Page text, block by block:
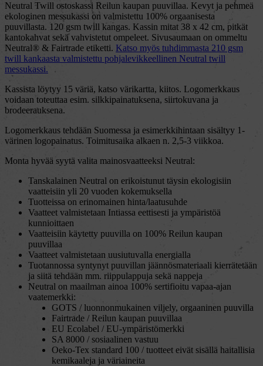
Neutral Twill ostoskassi Reilun kaupan puuvillaa. Kevyt ja pehmeä
ekologinen messukassi on valmistettu 100% orgaanisesta
puuvillasta. 120 gsm twill kangas. Kassin mitat 38 x 42 cm, pitkät
kantokahvat sekä vahvistetut ompeleet. Sivusaumaan on ommeltu
Neutral® & Fairtrade etiketti. Katso myös tuhdimmasta 210 gsm
twill kankaasta valmistettu pohjalevikkeellinen Neutral twill
messukassi.
Kassista löytyy 15 väriä, katso värikartta, kiitos. Logomerkkaus
voidaan toteuttaa esim. silkkipainatuksena, siirtokuvana ja
brodeerauksena.
Logomerkkaus tehdään Suomessa ja esimerkkihintaan sisältyy 1-
värinen logopainatus. Toimitusaika alkaen n. 2,5-3 viikkoa.
Monta hyvää syytä valita mainosvaatteeksi Neutral:
Tanskalainen Neutral on erikoistunut täysin ekologisiin
vaatteisiin yli 20 vuoden kokemuksella
Tuotteissa on erinomainen hinta/laatusuhde
Vaatteet valmistetaan Intiassa eettisesti ja ympäristöä
kunnioittaen
Vaatteisiin käytetty puuvilla on 100% Reilun kaupan
puuvillaa
Vaatteet valmistetaan uusiutuvalla energialla
Tuotannossa syntynyt puuvillan jäännösmateriaali kierrätetään
ja siitä tehdään mm. riippulappuja sekä nappeja
Neutral on maailman ainoa 100% sertifioitu vapaa-ajan
vaatemerkki:
GOTS / luonnonmukainen viljely, orgaaninen puuvilla
Fairtrade / Reilun kaupan puuvillaa
EU Ecolabel / EU-ympäristömerkki
SA 8000 / sosiaalinen vastuu
Oeko-Tex standard 100 / tuotteet eivät sisällä haitallisia
kemikaaleja ja väriaineita